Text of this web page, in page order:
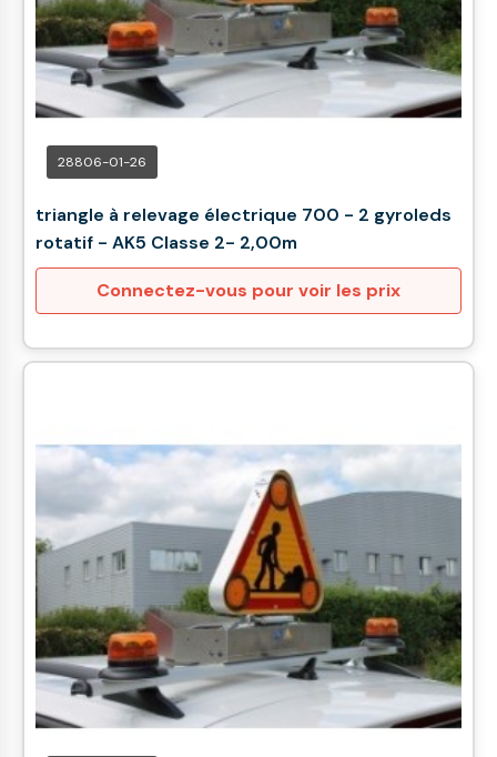
28806-01-26
triangle à relevage électrique 700 - 2 gyroleds
rotatif - AK5 Classe 2- 2,00m
Connectez-vous pour voir les prix